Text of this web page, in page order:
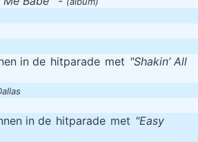
in de hitparade met "Shakin’ All
in de hitparade met "Easy